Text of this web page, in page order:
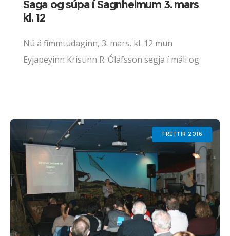
Saga og súpa í Sagnheimum 3. mars
kl. 12
Nú á fimmtudaginn, 3. mars, kl. 12 mun
Eyjapeyinn Kristinn R. Ólafsson segja í máli og
FRÉTTIR 2016